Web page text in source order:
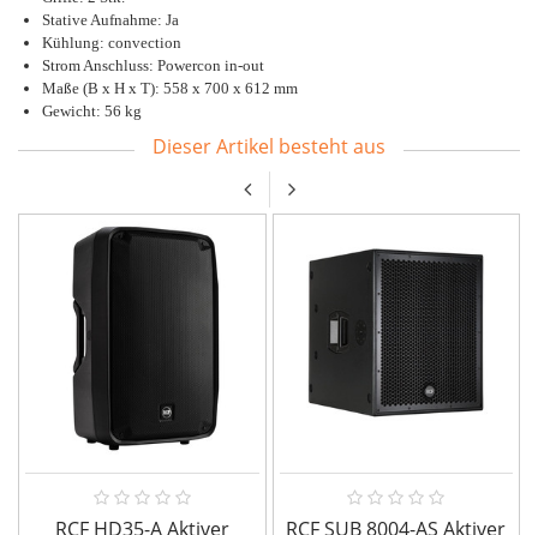
Stative Aufnahme: Ja
Kühlung: convection
Strom Anschluss: Powercon in-out
Maße (B x H x T): 558 x 700 x 612 mm
Gewicht: 56 kg
Dieser Artikel besteht aus
RCF HD35-A Aktiver
RCF SUB 8004-AS Aktiver